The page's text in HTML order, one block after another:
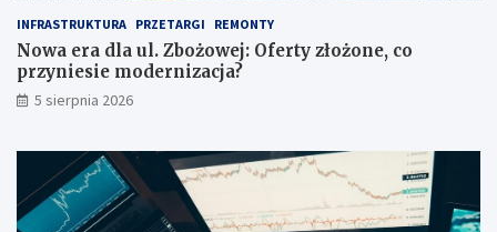
e
d
z
a
p
m
?
!INFRASTRUKTURA PRZETARGI REMONTY
Nowa era dla ul. Zbożowej: Oferty złożone, co
przyniesie modernizacja?
5 sierpnia 2026